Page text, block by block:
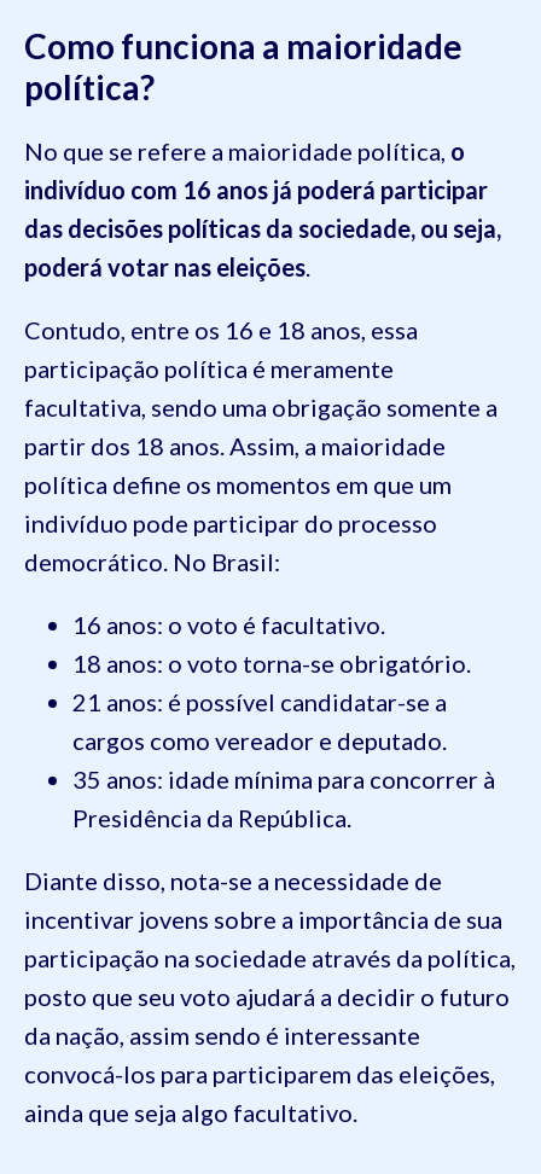
Como funciona a maioridade
política?
No que se refere a maioridade política, o
indivíduo com 16 anos já poderá participar
das decisões políticas da sociedade, ou seja,
poderá votar nas eleições
Contudo, entre os 16 e 18 anos, essa
participação política é meramente
facultativa, sendo uma obrigação somente a
partir dos 18 anos. Assim, a maioridade
política define os momentos em que um
indivíduo pode participar do processo
democrático. No Brasil:
16 anos: o voto é facultativo.
18 anos: o voto torna-se obrigatório.
21 anos: é possível candidatar-se a
cargos como vereador e deputado.
35 anos: idade mínima para concorrer à
Presidência da República.
Diante disso, nota-se a necessidade de
incentivar jovens sobre a importância de sua
participação na sociedade através da política,
posto que seu voto ajudará a decidir o futuro
da nação, assim sendo é interessante
convocá-los para participarem das eleições,
ainda que seja algo facultativo.